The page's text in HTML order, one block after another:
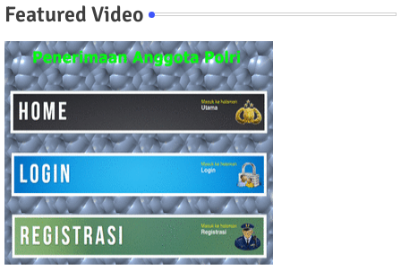
Featured Video